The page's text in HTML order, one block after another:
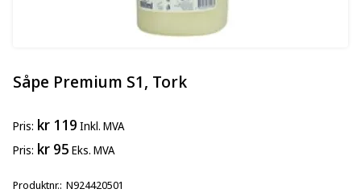
Såpe Premium S1, Tork
Pris kr 119 Inkl. MVA
Pris kr 95 Eks. MVA
Produktnr. N924420501